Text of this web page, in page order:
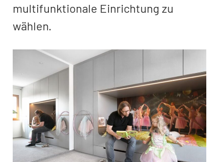
multifunktionale Einrichtung zu
wählen.